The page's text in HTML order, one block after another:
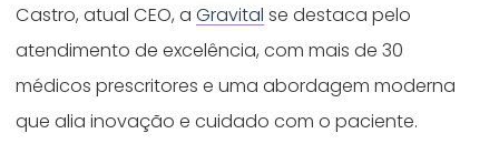
Castro, atual CEO, aGravital se destaca pelo
atendimento de excelência, com mais de 30
médicos prescritores e uma abordagem moderna
que alia inovação e cuidado com o paciente.